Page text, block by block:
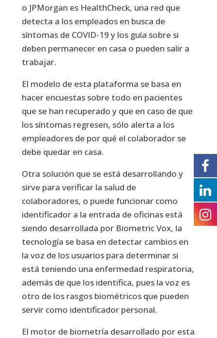
o JPMorgan es HealthCheck, una red que
detecta a los empleados en busca de
síntomas de COVID-19 y los guía sobre si
deben permanecer en casa o pueden salir a
trabajar.
El modelo de esta plataforma se basa en
hacer encuestas sobre todo en pacientes
que se han recuperado y que en caso de que
los síntomas regresen, sólo alerta a los
empleadores de por qué el colaborador se
debe quedar en casa.
Otra solución que se está desarrollando y
sirve para verificar la salud de
colaboradores, o puede funcionar como
identificador a la entrada de oficinas está
siendo desarrollada por Biometric Vox, la
tecnología se basa en detectar cambios en
la voz de los usuarios para determinar si
está teniendo una enfermedad respiratoria,
además de que los identifica, pues la voz es
otro de los rasgos biométricos que pueden
servir como identificador personal.
El motor de biometría desarrollado por esta